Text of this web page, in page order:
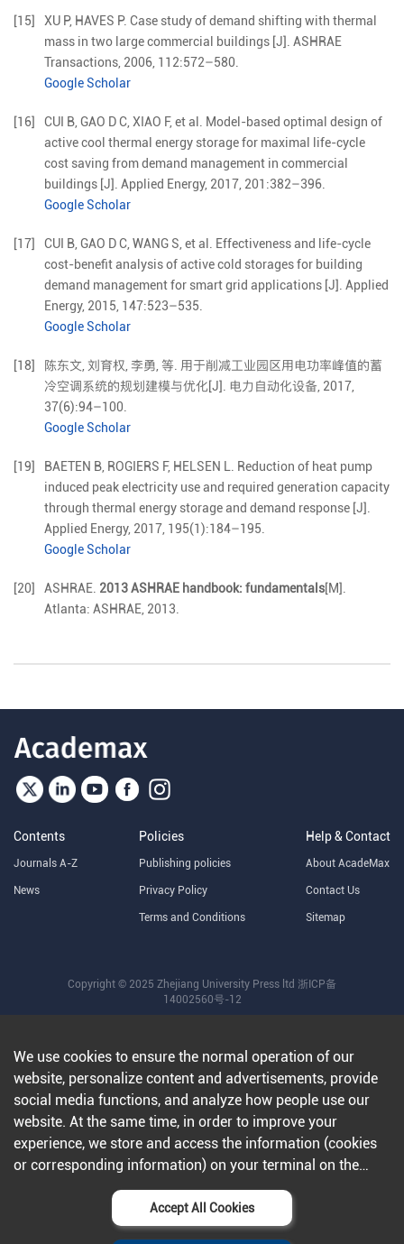
[15] XU P, HAVES P. Case study of demand shifting with thermal
mass in two large commercial buildings [J]. ASHRAE
Transactions, 2006 112:572–580
Google Scholar
[16] CUI B GAO D C XIAO F, et al
Model-based optimal design of
active cool thermal energy storage for maximal life-cycle
cost saving from demand management in commercial
buildings [J]. Applied Energy, 2017 201 :382–396
Google Scholar
[17] CUI B GAO D C WANG S et al
Effectiveness and life-cycle
cost-benefit analysis of active cold storages for building
demand management for smart grid applications [J]. Applied
Energy, 2015 147:523–535
Google Scholar
[18] 陈东文 刘育权 李勇 等 用于削减工业园区用电功率峰值的蓄
冷空调系统的规划建模与优化[J]. 电力自动化设备, 2017
37(6):94–100
Google Scholar
[19] BAETEN B ROGIERS F, HELSEN
Reduction of heat pump
induced peak electricity use and required generation capacity
through thermal energy storage and demand response [J].
Applied Energy, 2017 195(1):184–195
Google Scholar
[20] ASHRAE. 2013 ASHRAE handbook: fundamentals[M].
Atlanta: ASHRAE, 2013.
Contents
Journals A-Z
News
Policies
Publishing policies
Privacy Policy
Terms and Conditions
Help & Contact
About AcadeMax
Contact Us
Sitemap
Copyright © 2025 Zhejiang University Press ltd 浙ICP备
14002560号-12
We use cookies to ensure the normal operation of our
website, personalize content and advertisements, provide
social media functions, and analyze how people use our
website. At the same time, in order to improve your
experience, we store and access the information (cookies
or corresponding information) on your terminal on the
condition that you agree to all our websites and
applications.Further information can be found in our
Accept All Cookies